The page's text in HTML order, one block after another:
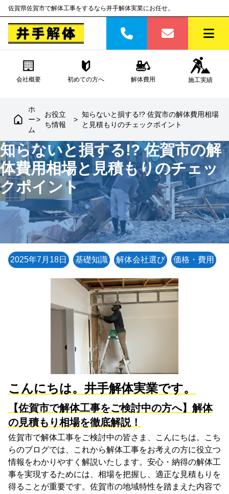
佐賀県佐賀市で解体工事をするなら井手解体実業にお任せ。
会社概要 初めての方へ 解体費用 施工実績
ホ
ー
ム
>
お役立
ち情報
>
知らないと損する!? 佐賀市の解体費用相場
と見積もりのチェックポイント
知らないと損する!? 佐賀市の解
体費用相場と見積もりのチェッ
クポイント
2025年7月18日 基礎知識 解体会社選び 価格・費用
こんにちは。井手解体実業です。
【佐賀市で解体工事をご検討中の方へ】解体
の見積もり相場を徹底解説！
佐賀市で解体工事をご検討中の皆さま、こんにちは。こち
らのブログでは、これから解体工事をお考えの方に役立つ
情報をわかりやすく解説いたします。安心・納得の解体工
事を実現するためには、相場を把握し、適正な見積もりを
得ることが重要です。佐賀市の地域特性を踏まえた内容で